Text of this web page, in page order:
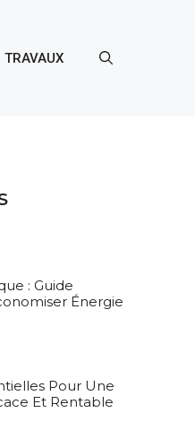
TRAVAUX
: Guide
Énergie
Pour Une
Et Rentable